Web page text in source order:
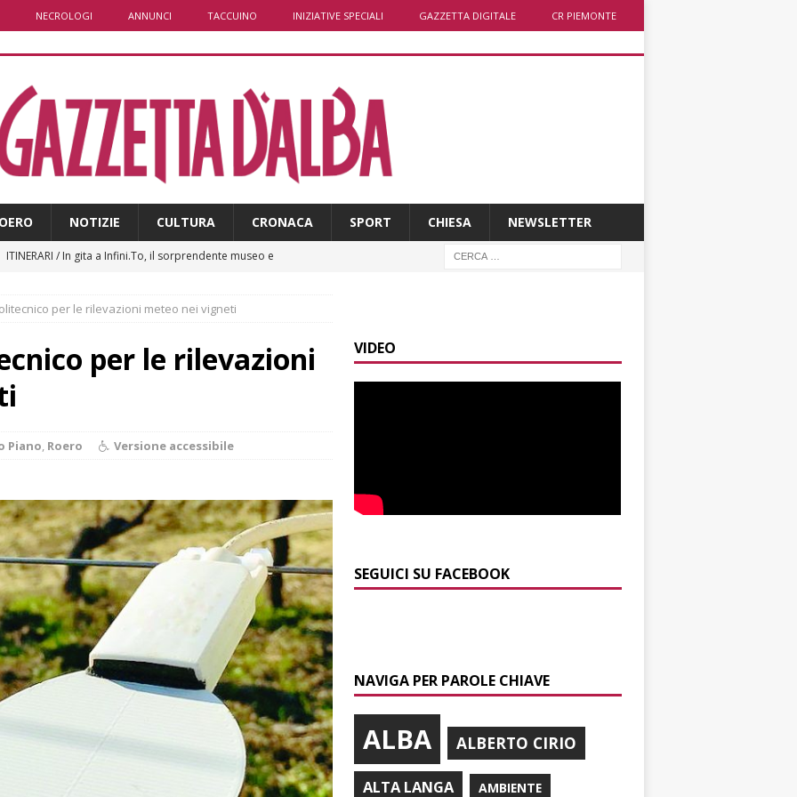
NECROLOGI ANNUNCI TACCUINO INIZIATIVE SPECIALI GAZZETTA DIGITALE CR PIEMONTE
NOTIZIE CULTURA CRONACA SPORT CHIESA NEWSLETTER
ITINERARI / In gita a Infini.To, il sorprendente museo e
Incendio a Valdieri, trasferiti per precauzione gli scout
Palio di Asti, Andrea Calamassi confermato mossiere per
ALTRE NOTIZIE
Nidi comunali: coinvolti 77 Comuni piemontesi, dalla Regione
Siccità in Piemonte, Confagricoltura stima danni per 2 miliardi
Sanità Piemonte, Gribaudo: «I cittadini pagano l’inefficienza»
Serie D, il Bra nel Girone A: definito il cammino dei giallorossi
Dimissioni in Consiglio comunale ad Alba, Galeasso lascia:
per le rilevazioni meteo nei vigneti
per le rilevazioni
Piano, Roero Versione accessibile
VIDEO
SEGUICI SU FACEBOOK
NAVIGA PER PAROLE CHIAVE
ALBA ALBERTO CIRIO
ALTA LANGA AMBIENTE